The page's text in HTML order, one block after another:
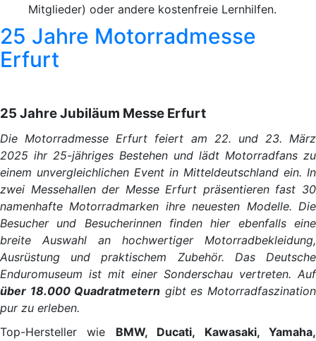
Mitglieder) oder andere kostenfreie Lernhilfen.
25 Jahre Motorradmesse
Erfurt
25 Jahre Jubiläum Messe Erfurt
Die Motorradmesse Erfurt feiert am 22. und 23. März
2025 ihr 25-jähriges Bestehen und lädt Motorradfans zu
einem unvergleichlichen Event in Mitteldeutschland ein. In
zwei Messehallen der Messe Erfurt präsentieren fast 30
namenhafte Motorradmarken ihre neuesten Modelle. Die
Besucher und Besucherinnen finden hier ebenfalls eine
breite Auswahl an hochwertiger Motorradbekleidung,
Ausrüstung und praktischem Zubehör. Das Deutsche
Enduromuseum ist mit einer Sonderschau vertreten. Auf
über 18.000 Quadratmetern gibt es Motorradfaszination
pur zu erleben.
Top-Hersteller wie BMW, Ducati, Kawasaki, Yamaha,